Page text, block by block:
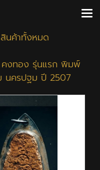
สินค้าทั้งหมด
คงทอง รุ่นแรก พิมพ์
นครปฐม ปี 2507